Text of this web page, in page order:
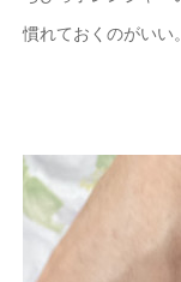
慣れておくのがいい。